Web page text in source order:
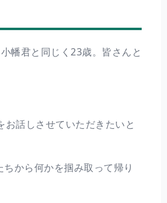
幡君と同じく23歳。皆さんと
話しさせていただきたいと
から何かを掴み取って帰り